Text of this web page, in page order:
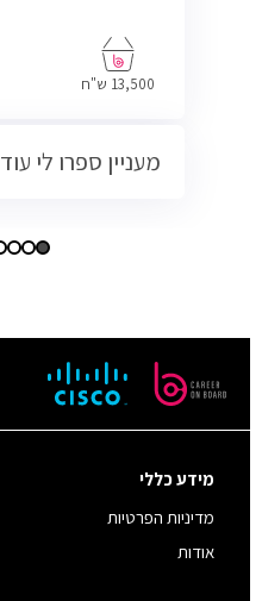
13,500 ש"ח
מעניין ספרו לי עוד
מידע כללי
מדיניות הפרטיות
אודות